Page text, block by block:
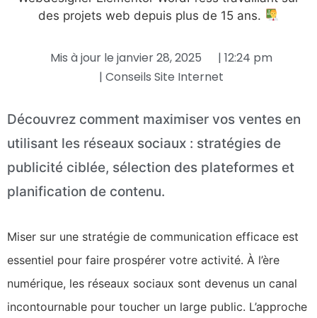
des projets web depuis plus de 15 ans.
Mis à jour le janvier 28, 2025 | 12:24 pm
| Conseils Site Internet
Découvrez comment maximiser vos ventes en
utilisant les réseaux sociaux : stratégies de
publicité ciblée, sélection des plateformes et
planification de contenu.
Miser sur une stratégie de communication efficace est
essentiel pour faire prospérer votre activité. À l’ère
numérique, les réseaux sociaux sont devenus un canal
incontournable pour toucher un large public. L’approche